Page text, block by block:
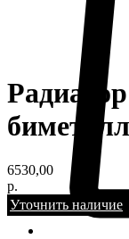
6530,00
р.
Уточнить наличие